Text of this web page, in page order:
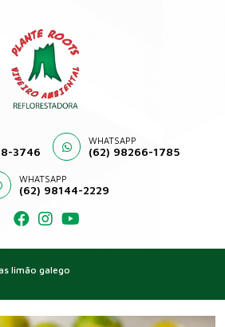
3746
WHATSAPP
(62) 98266-1785
WHATSAPP
(62) 98144-2229
limão galego